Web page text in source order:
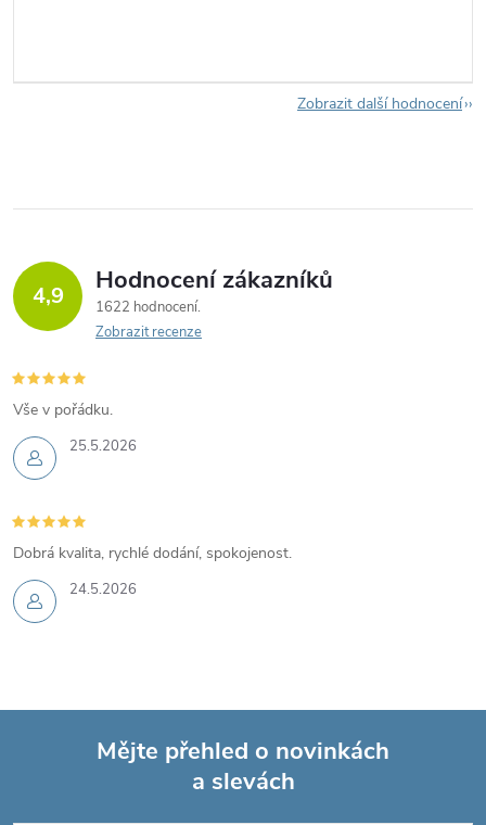
Zobrazit další hodnocení
4,9 Hodnocení zákazníků
1622 hodnocení
Zobrazit recenze
25.5.2026
Vše v pořádku.
24.5.2026
Dobrá kvalita, rychlé dodání, spokojenost.
Mějte přehled o novinkách
a slevách